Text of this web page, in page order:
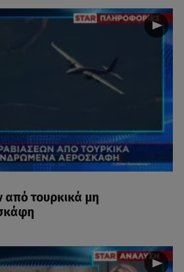
από τουρκικά μη